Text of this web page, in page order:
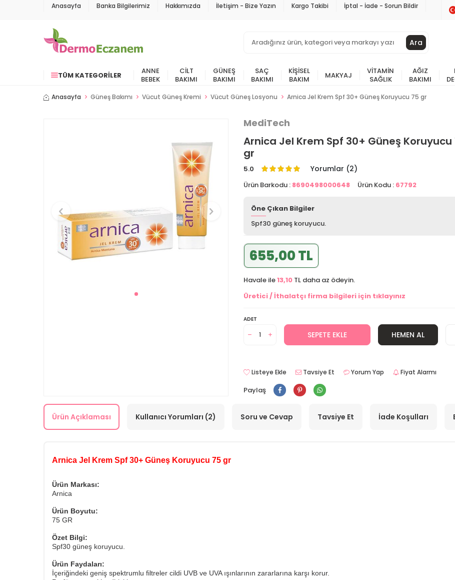
Anasayfa Banka Bilgilerimiz Hakkımızda İletişim - Bize Yazın Kargo Takibi İptal - İade - Sorun Bildir
Ara
TÜM KATEGORILER
ANNE
BEBEK
CILT
BAKIMI
GÜNEŞ
BAKIMI
SAÇ
BAKIMI
KIŞISEL
BAKIM
MAKYAJ
VITAMIN
SAĞLIK
AĞIZ
BAKIMI
Anasayfa Güneş Bakımı Vücut Güneş Kremi Vücut Güneş Losyonu Arnica Jel Krem Spf 30+ Güneş Koruyucu 75 gr
MediTech
Arnica Jel Krem Spf 30+ Güneş Koruyucu
gr
5.0 Yorumlar (2)
Ürün Barkodu : 8690498000648 Ürün Kodu : 67792
Öne Çıkan Bilgiler
Spf30 güneş koruyucu.
655,00 TL
Havale ile13,10 TL daha az ödeyin.
Üretici / İthalatçı firma bilgileri için tıklayınız
ADET
SEPETE EKLE HEMEN AL
Listeye Ekle Tavsiye Et Yorum Yap Fiyat Alarmı
Paylaş
Ürün Açıklaması Kullanıcı Yorumları (2) Soru ve Cevap Tavsiye Et İade Koşulları
Arnica Jel Krem Spf 30+ Güneş Koruyucu 75 gr
Ürün Markası:
Arnica
Ürün Boyutu:
75 GR
Özet Bilgi:
Spf30 güneş koruyucu.
Ürün Faydaları:
İçeriğindeki geniş spektrumlu filtreler cildi UVB ve UVA ışınlarının zararlarına karşı korur.